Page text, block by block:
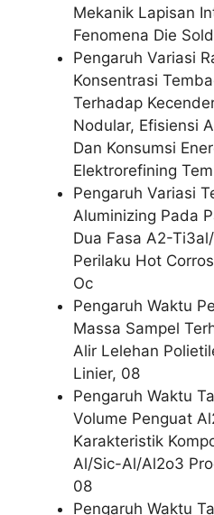
Mekanik Lapisan
Fenomena Die
Pengaruh Variasi
Konsentrasi
Terhadap
Nodular, Efisiensi
Dan Konsumsi
Elektrorefining
Pengaruh Variasi
Aluminizing Pada
Dua Fasa A2-
Perilaku Hot
Oc
Pengaruh Waktu
Massa Sampel
Alir Lelehan
Linier, 08
Pengaruh Waktu
Volume Penguat
Karakteristik
Al/Sic-Al/Al2o3
08
Pengaruh Waktu